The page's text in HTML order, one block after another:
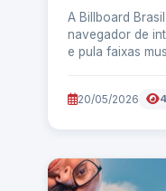
A Billboard
navegador de
e pula faixas
20/05/2026